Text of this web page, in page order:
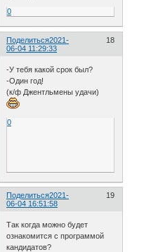
0
Поделиться 18
2021-
06-04 11:29:33
-У тебя какой срок был?
-Один год!
(к/ф Джентльмены удачи)
0
Поделиться 19
2021-
06-04 16:51:58
Так когда можно будет
ознакомится с программой
кандидатов?